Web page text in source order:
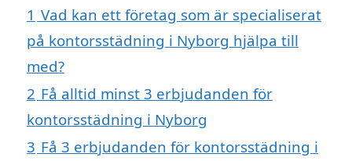
1 Vad kan ett företag som är specialiserat
på kontorsstädning i Nyborg hjälpa till
med?
2 Få alltid minst 3 erbjudanden för
kontorsstädning i Nyborg
3 Få 3 erbjudanden för kontorsstädning i